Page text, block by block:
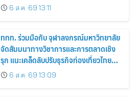
6 ส.ค. 69 13:11
ททท. ร่วมมือกับ จุฬาลงกรณ์มหาวิทยาลัย
จัดสัมมนาทางวิชาการและการตลาดเชิง
รุก แนะเคล็ดลับปรับธุรกิจท่องเที่ยวไทย
“ขายได้ ขายดี ขายนาน”
6 ส.ค. 69 13:09